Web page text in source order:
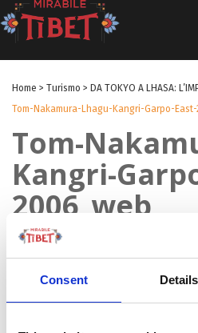
Consent Details
Home > Turismo > DA TOKYO A LHASA:
Tom-Nakamura-Lhagu-Kangri-Garpo-
Tom-
Kangri-
2006_web
by Redazione